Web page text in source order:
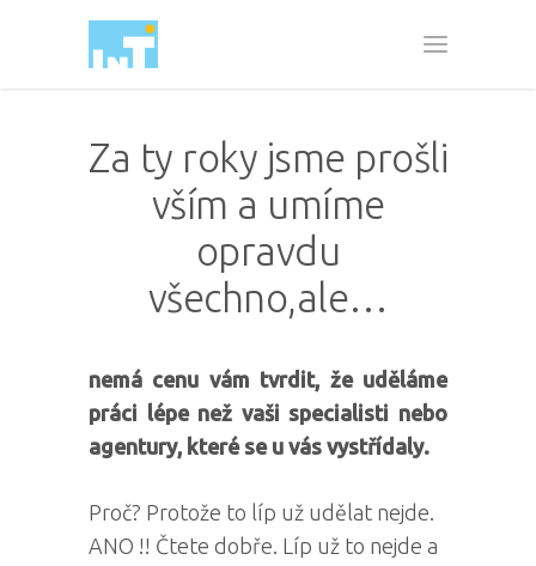
Za ty roky jsme prošli
vším a umíme
opravdu
všechno,ale…
nemá cenu vám tvrdit, že uděláme
práci lépe než vaši specialisti nebo
agentury, které se u vás vystřídaly.
Proč? Protože to líp už udělat nejde.
ANO !! Čtete dobře. Líp už to nejde a